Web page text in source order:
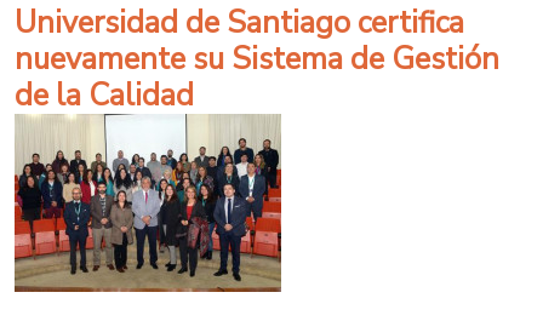
Universidad de Santiago certifica
nuevamente su Sistema de Gestión
de la Calidad